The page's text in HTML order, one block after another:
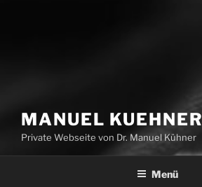
MANUEL KUEHNER
Private Webseite von Dr. Manuel Kühner
Menü